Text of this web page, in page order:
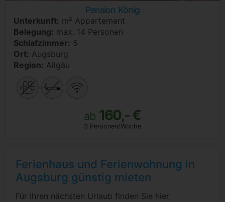
Pension König
Unterkunft: m² Appartement
Belegung: max. 14 Personen
Schlafzimmer: 5
Ort: Augsburg
Region: Allgäu
ab 160,- €
3 Personen/Woche
Ferienhaus und Ferienwohnung in
Augsburg günstig mieten
Für Ihren nächsten Urlaub finden Sie hier